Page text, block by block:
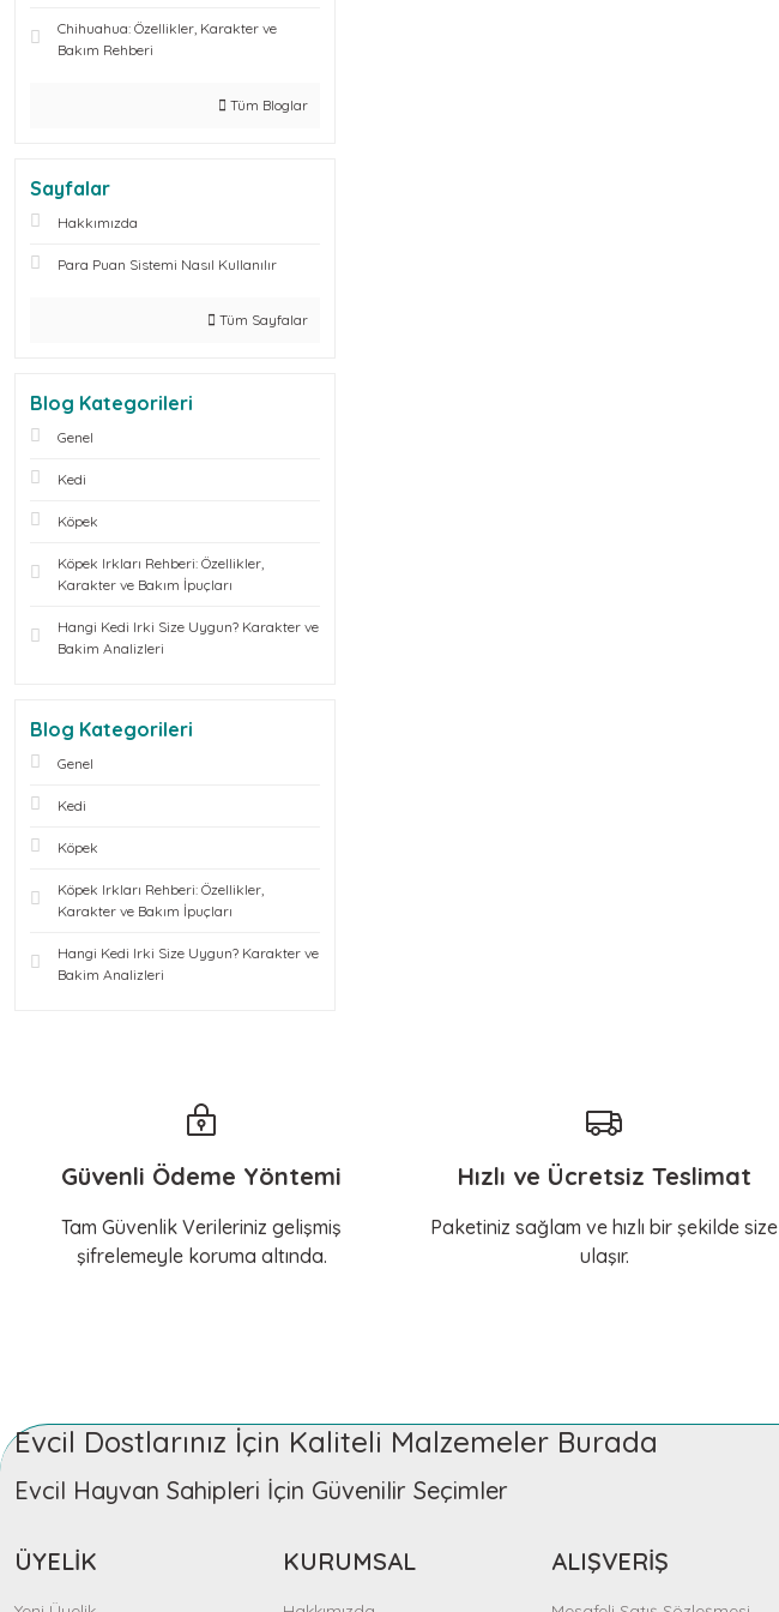
Chihuahua: Özellikler, Karakter ve
Bakım Rehberi
Tüm Bloglar
Sayfalar
Hakkımızda
Para Puan Sistemi Nasıl Kullanılır
Tüm Sayfalar
Blog Kategorileri
Genel
Kedi
Köpek
Köpek Irkları Rehberi: Özellikler,
Karakter ve Bakım İpuçları
Hangi Kedi Irki Size Uygun? Karakter ve
Bakim Analizleri
Blog Kategorileri
Genel
Kedi
Köpek
Köpek Irkları Rehberi: Özellikler,
Karakter ve Bakım İpuçları
Hangi Kedi Irki Size Uygun? Karakter ve
Bakim Analizleri
Güvenli Ödeme Yöntemi
Tam Güvenlik Verileriniz gelişmiş
şifrelemeyle koruma altında.
Hızlı ve Ücretsiz Teslimat
Paketiniz sağlam ve hızlı bir şekilde size
ulaşır.
Evcil Dostlarınız İçin Kaliteli Malzemeler Burada
Evcil Hayvan Sahipleri İçin Güvenilir Seçimler
ÜYELİK KURUMSAL ALIŞVERİŞ